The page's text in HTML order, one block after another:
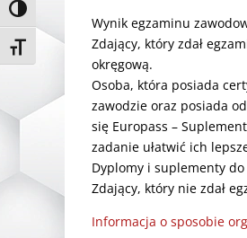
Toggle High Contrast
Toggle Font size
Wynik egzaminu
Zdający, który zdał
okręgową.
Osoba, która posiada
zawodzie oraz posiada
się ‎Europass –
zadanie ułatwić ich
Dyplomy i suplementy
Zdający, który nie zdał
Informacja o sposobie